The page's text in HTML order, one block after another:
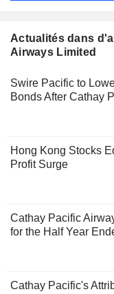
Actualités dans
Airways Limited
Swire Pacific to
Bonds After Cathay
Hong Kong Stocks
Profit Surge
Cathay Pacific
for the Half Year
Cathay Pacific's